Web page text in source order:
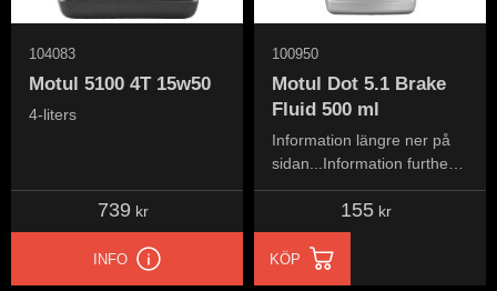
Motul 5100 4T 15w50
4-liters
104083
739 kr
INFO
Motul Dot 5.1 Brake
Fluid 500 ml
Information längre ner på
sidan...Information further
down the page...
100950
155 kr
KÖP